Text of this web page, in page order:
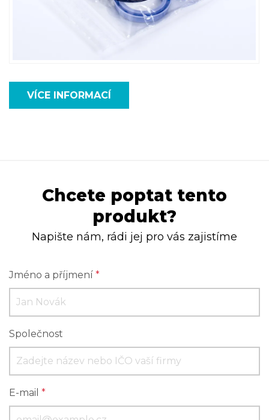
VÍCE INFORMACÍ
Chcete poptat tento
produkt?
Napište nám, rádi jej pro vás zajistíme
Jméno a příjmení *
Společnost
E-mail *